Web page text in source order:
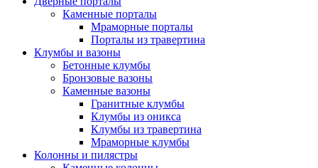
Каменные порталы
Мраморные порталы
Порталы из травертина
Клумбы и вазоны
Бетонные клумбы
Бронзовые вазоны
Каменные вазоны
Гранитные клумбы
Клумбы из оникса
Клумбы из травертина
Мраморные клумбы
Колонны и пилястры